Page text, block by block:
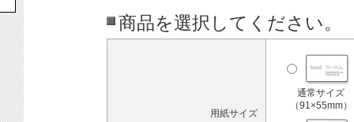
商品を選択してください。
用紙サイズ
通常サイズ
（91×55mm）